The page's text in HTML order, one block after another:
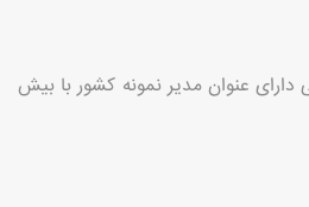
عنوان مدیر نمونه کشور با بیش